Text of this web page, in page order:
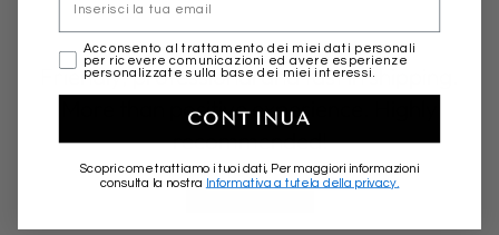
Friendly, professional and fast in shipping.
More than positive experience. Highly
recommended!
★★★★★
marketing
Acconsento al trattamento dei miei dati personali
per ricevere comunicazioni ed avere esperienze
personalizzate sulla base dei miei interessi.
CONTINUA
Scopri come trattiamo i tuoi dati, Per maggiori informazioni
consulta la nostra Informativa a tutela della privacy.